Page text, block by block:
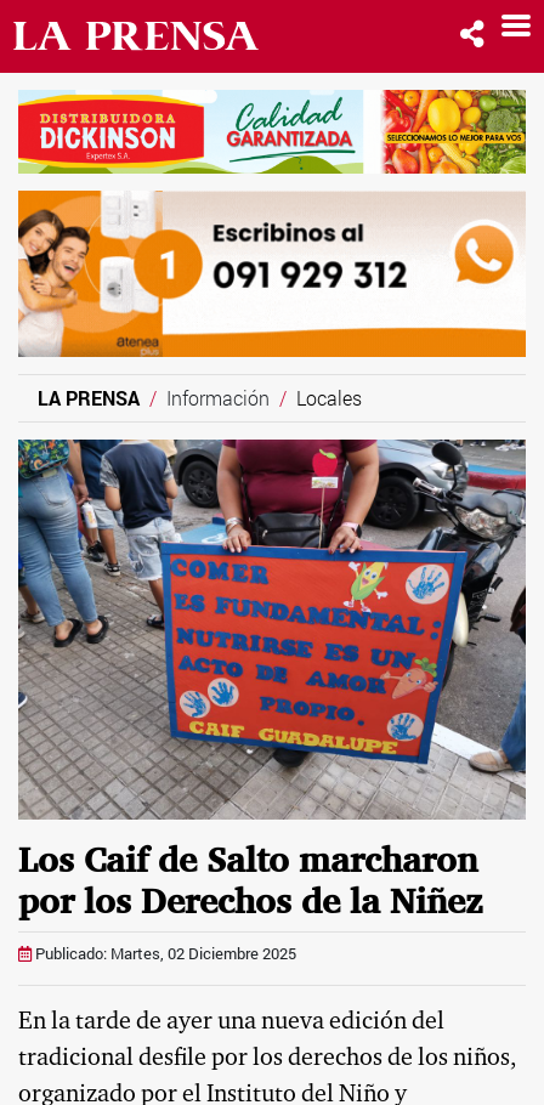
LA PRENSA Información Locales
Los Caif de Salto marcharon
por los Derechos de la Niñez
Publicado: Martes, 02 Diciembre 2025
En la tarde de ayer una nueva edición del
tradicional desfile por los derechos de los niños,
organizado por el Instituto del Niño y